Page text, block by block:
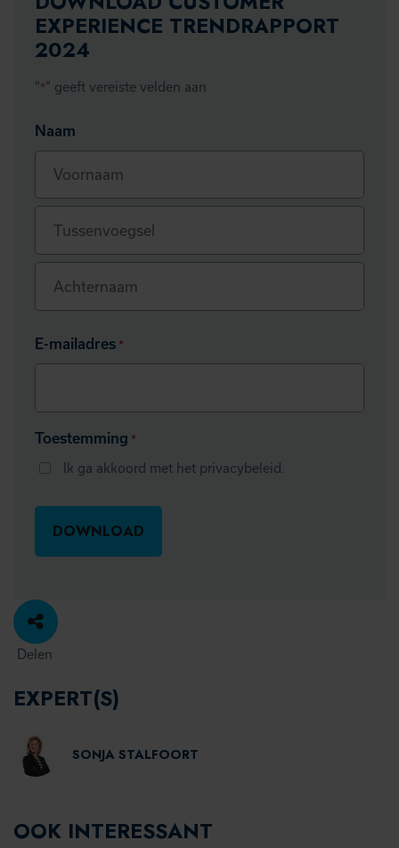
EXPERIENCE TRENDRAPPORT
2024
"*" geeft vereiste velden aan
Naam
Voornaam
Tussenvoegsel
E-mailadres *
Toestemming *
Ik ga akkoord met het privacybeleid.
Delen
EXPERT(S)
SONJA STALFOORT
OOK INTERESSANT